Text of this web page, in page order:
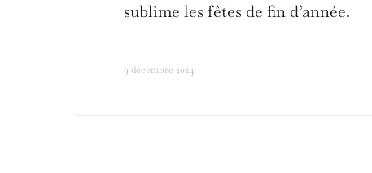
sublime les fêtes de fin d’année.
9 décembre 2024